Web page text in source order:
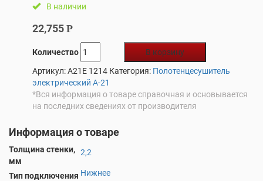
В наличии
22,755 Р
Количество
В корзину
Артикул:A21E 1214 Категория: Полотенцесушитель
электрический А-21
*Вся информация о товаре справочная и основывается
на последних сведениях от производителя
Информация о товаре
Толщина стенки,
мм
2,2
Тип подключения Нижнее